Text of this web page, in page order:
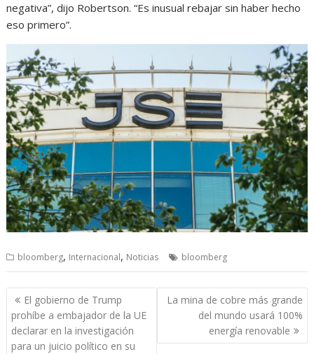
negativa”, dijo Robertson. “Es inusual rebajar sin haber hecho
eso primero”.
bloomberg, Internacional, Noticias bloomberg
Navegación
de
entradas
El gobierno de Trump
prohíbe a embajador de la UE
declarar en la investigación
para un juicio político en su
La mina de cobre más grande
del mundo usará 100%
energía renovable